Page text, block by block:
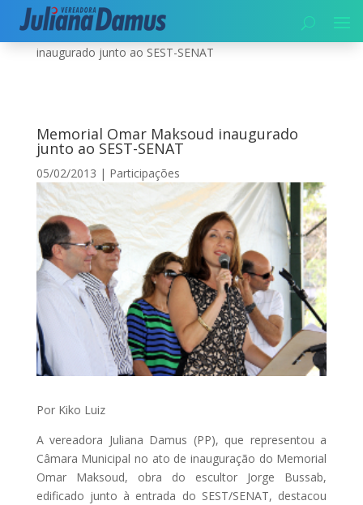
Início|Participações|Memorial Omar Maksoud
inaugurado junto ao SEST-SENAT
Memorial Omar Maksoud inaugurado
junto ao SEST-SENAT
05/02/2013 | Participações
Por Kiko Luiz
A vereadora Juliana Damus (PP), que representou a
Câmara Municipal no ato de inauguração do Memorial
Omar Maksoud, obra do escultor Jorge Bussab,
edificado junto à entrada do SEST/SENAT, destacou